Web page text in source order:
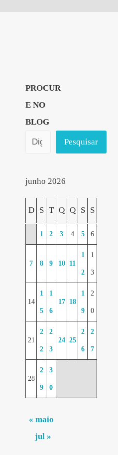
PROCUR
E NO
BLOG
Pesquisar
junho 2026
D S T Q Q S S
1 2 3 4 5 6
7 8 9 10 11
1
2
1
3
14
1
5
1
6
17 18
1
9
2
0
21
2
2
2
3
24 25
2
6
2
7
28
2
9
3
0
« maio
jul »